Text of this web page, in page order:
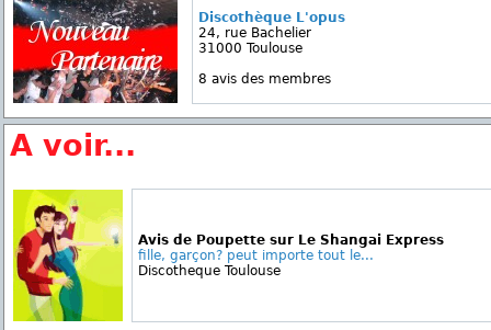
Discothèque L'opus
24, rue Bachelier
31000 Toulouse
8 avis des membres
A voir...
Avis de Poupette sur Le Shangai Express
fille, garçon? peut importe tout le...
Discotheque Toulouse